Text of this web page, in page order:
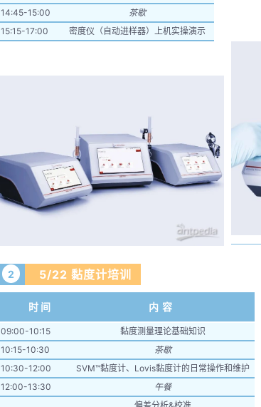
14:45-15:00
茶歇
15:15-17:00
密度仪（自动进样器）上机实操演示
2 5/22 黏度计培训
时间 内容
09:00-10:15
黏度测量理论基础知识
10:15-10:30
茶歇
10:30-12:00
SVM™黏度计、Lovis黏度计的日常操作和维护
12:00-13:30
午餐